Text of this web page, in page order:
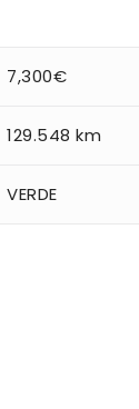
7,300€
129.548 km
VERDE